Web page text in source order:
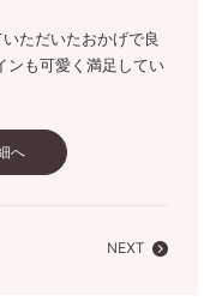
ただいたおかげで良
ンも可愛く満足してい
へ
NEXT